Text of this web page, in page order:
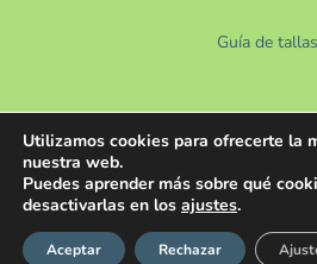
Guía de tallas
Utilizamos cookies para ofrecerte la
nuestra web.
Puedes aprender más sobre qué
desactivarlas en los ajustes.
Aceptar Rechazar